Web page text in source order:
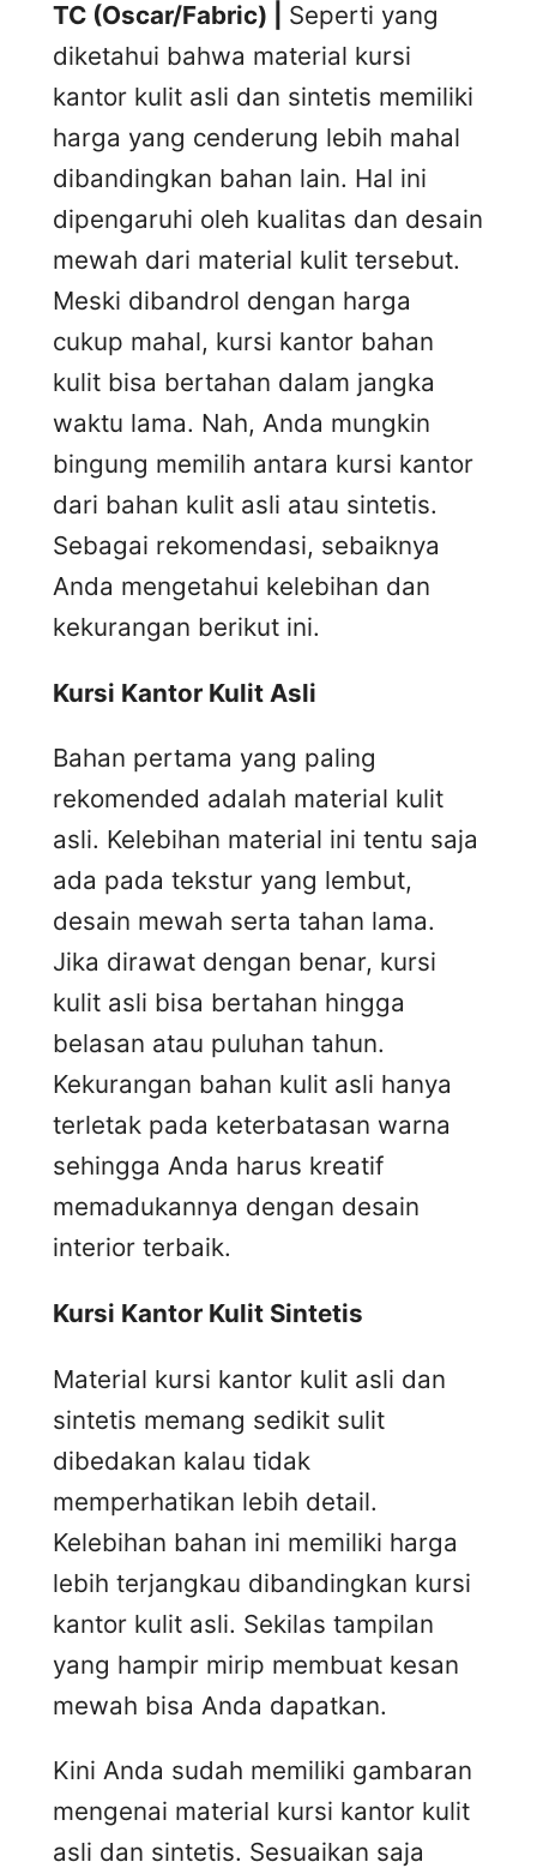
TC (Oscar/Fabric) | Seperti yang
diketahui bahwa material kursi
kantor kulit asli dan sintetis memiliki
harga yang cenderung lebih mahal
dibandingkan bahan lain. Hal ini
dipengaruhi oleh kualitas dan desain
mewah dari material kulit tersebut.
Meski dibandrol dengan harga
cukup mahal, kursi kantor bahan
kulit bisa bertahan dalam jangka
waktu lama. Nah, Anda mungkin
bingung memilih antara kursi kantor
dari bahan kulit asli atau sintetis.
Sebagai rekomendasi, sebaiknya
Anda mengetahui kelebihan dan
kekurangan berikut ini.
Kursi Kantor Kulit Asli
Bahan pertama yang paling
rekomended adalah material kulit
asli. Kelebihan material ini tentu saja
ada pada tekstur yang lembut,
desain mewah serta tahan lama.
Jika dirawat dengan benar, kursi
kulit asli bisa bertahan hingga
belasan atau puluhan tahun.
Kekurangan bahan kulit asli hanya
terletak pada keterbatasan warna
sehingga Anda harus kreatif
memadukannya dengan desain
interior terbaik.
Kursi Kantor Kulit Sintetis
Material kursi kantor kulit asli dan
sintetis memang sedikit sulit
dibedakan kalau tidak
memperhatikan lebih detail.
Kelebihan bahan ini memiliki harga
lebih terjangkau dibandingkan kursi
kantor kulit asli. Sekilas tampilan
yang hampir mirip membuat kesan
mewah bisa Anda dapatkan.
Kini Anda sudah memiliki gambaran
mengenai material kursi kantor kulit
asli dan sintetis. Sesuaikan saja